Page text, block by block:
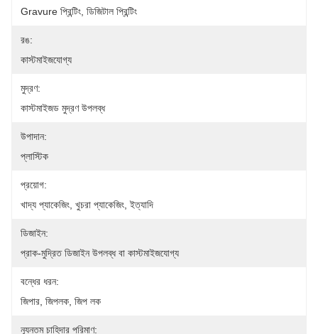
Gravure প্রিন্টিং, ডিজিটাল প্রিন্টিং
রঙ:
কাস্টমাইজযোগ্য
মুদ্রণ:
কাস্টমাইজড মুদ্রণ উপলব্ধ
উপাদান:
প্লাস্টিক
প্রয়োগ:
খাদ্য প্যাকেজিং, খুচরা প্যাকেজিং, ইত্যাদি
ডিজাইন:
প্রাক-মুদ্রিত ডিজাইন উপলব্ধ বা কাস্টমাইজযোগ্য
বন্ধের ধরন:
জিপার, জিপলক, জিপ লক
ন্যূনতম চাহিদার পরিমাণ: